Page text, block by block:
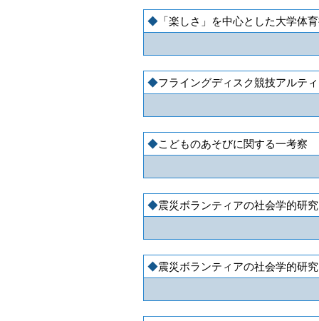
「楽しさ」を中心とした大学
フライングディスク競技アル
こどものあそびに関する一考察
震災ボランティアの社会学的研
震災ボランティアの社会学的研